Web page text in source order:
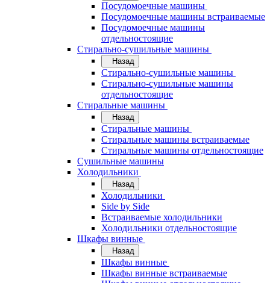
Посудомоечные машины
Посудомоечные машины встраиваемые
Посудомоечные машины
отдельностоящие
Стирально-сушильные машины
Назад
Стирально-сушильные машины
Стирально-сушильные машины
отдельностоящие
Стиральные машины
Назад
Стиральные машины
Стиральные машины встраиваемые
Стиральные машины отдельностоящие
Сушильные машины
Холодильники
Назад
Холодильники
Side by Side
Встраиваемые холодильники
Холодильники отдельностоящие
Шкафы винные
Назад
Шкафы винные
Шкафы винные встраиваемые